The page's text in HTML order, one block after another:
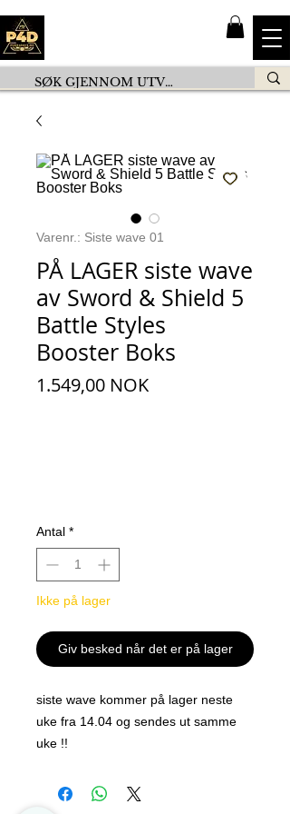
Varenr.: Siste wave 01
PÅ LAGER siste wave
av Sword & Shield 5
Battle Styles
Booster Boks
1.549,00 NOKPris
Antal *
Ikke på lager
Giv besked når det er på lager
siste wave kommer på lager neste
uke fra 14.04 og sendes ut samme
uke !!
Booster Display (36 Boosters)